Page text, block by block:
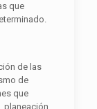
que
de las
de
que
planeación